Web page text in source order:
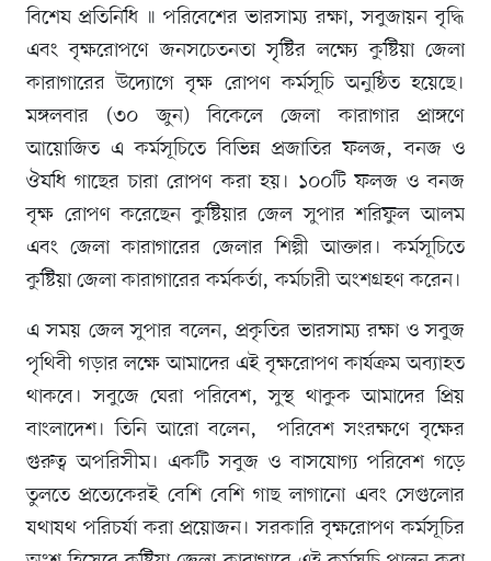
বিশেষ প্রতিনিধি ॥ পরিবেশের ভারসাম্য রক্ষা, সবুজায়ন বৃদ্ধি
এবং বৃক্ষরোপণে জনসচেতনতা সৃষ্টির লক্ষ্যে কুষ্টিয়া জেলা
কারাগারের উদ্যোগে বৃক্ষ রোপণ কর্মসূচি অনুষ্ঠিত হয়েছে।
মঙ্গলবার (৩০ জুন) বিকেলে জেলা কারাগার প্রাঙ্গণে
আয়োজিত এ কর্মসূচিতে বিভিন্ন প্রজাতির ফলজ, বনজ ও
ঔষধি গাছের চারা রোপণ করা হয়। ১০০টি ফলজ ও বনজ
বৃক্ষ রোপণ করেছেন কুষ্টিয়ার জেল সুপার শরিফুল আলম
এবং জেলা কারাগারের জেলার শিল্পী আক্তার। কর্মসূচিতে
কুষ্টিয়া জেলা কারাগারের কর্মকর্তা, কর্মচারী অংশগ্রহণ করেন।
এ সময় জেল সুপার বলেন, প্রকৃতির ভারসাম্য রক্ষা ও সবুজ
পৃথিবী গড়ার লক্ষে আমাদের এই বৃক্ষরোপণ কার্যক্রম অব্যাহত
থাকবে। সবুজে ঘেরা পরিবেশ, সুস্থ থাকুক আমাদের প্রিয়
বাংলাদেশ। তিনি আরো বলেন, পরিবেশ সংরক্ষণে বৃক্ষের
গুরুত্ব অপরিসীম। একটি সবুজ ও বাসযোগ্য পরিবেশ গড়ে
তুলতে প্রত্যেকেরই বেশি বেশি গাছ লাগানো এবং সেগুলোর
যথাযথ পরিচর্যা করা প্রয়োজন। সরকারি বৃক্ষরোপণ কর্মসূচির